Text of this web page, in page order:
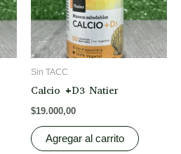
Sin TACC
Calcio +D3 Natier
$19.000,00
Agregar al carrito